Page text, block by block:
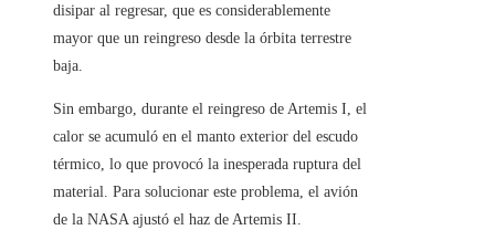
disipar al regresar, que es considerablemente
mayor que un reingreso desde la órbita terrestre
baja.
Sin embargo, durante el reingreso de Artemis I, el
calor se acumuló en el manto exterior del escudo
térmico, lo que provocó la inesperada ruptura del
material. Para solucionar este problema, el avión
de la NASA ajustó el haz de Artemis II.